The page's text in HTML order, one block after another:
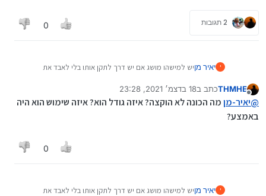
2 תגובות 0
י יאיר מןיש למישהו מושג אם יש דרך לתקן אותו בלי לאבד את
THMHEכתב ב18 בדצמ׳ 2021, 23:28
נערך לאחרונה על ידי
@יאיר-מןמה הכונה לא הוקצה? איזה גודל הוא? איזה שימוש הוא היה
באמצע?
0
י יאיר מןיש למישהו מושג אם יש דרך לתקן אותו בלי לאבד את